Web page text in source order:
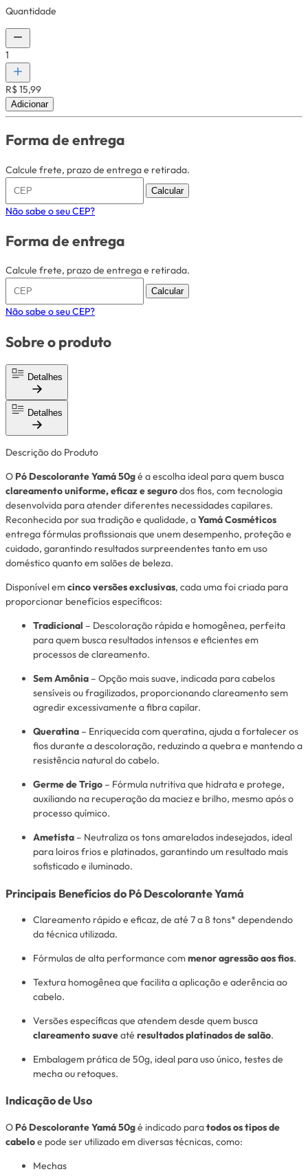
Quantidade
1
R$ 15,99
Adicionar
Forma de entrega
Calcule frete, prazo de entrega e retirada.
Calcular
Não sabe o seu CEP?
Forma de entrega
Calcule frete, prazo de entrega e retirada.
Calcular
Não sabe o seu CEP?
Sobre o produto
Detalhes
Detalhes
Descrição do Produto
O Pó Descolorante Yamá 50gé a escolha ideal para quem busca
clareamento uniforme, eficaz e segurodos fios, com tecnologia
desenvolvida para atender diferentes necessidades capilares.
Reconhecida por sua tradição e qualidade, aYamá Cosméticos
entrega fórmulas profissionais que unem desempenho, proteção e
cuidado, garantindo resultados surpreendentes tanto em uso
doméstico quanto em salões de beleza.
Disponível emcinco versões exclusivas, cada uma foi criada para
proporcionar benefícios específicos:
Tradicional – Descoloração rápida e homogênea, perfeita
para quem busca resultados intensos e eficientes em
processos de clareamento.
Sem Amônia – Opção mais suave, indicada para cabelos
sensíveis ou fragilizados, proporcionando clareamento sem
agredir excessivamente a fibra capilar.
Queratina – Enriquecida com queratina, ajuda a fortalecer os
fios durante a descoloração, reduzindo a quebra e mantendo a
resistência natural do cabelo.
Germe de Trigo – Fórmula nutritiva que hidrata e protege,
auxiliando na recuperação da maciez e brilho, mesmo após o
processo químico.
Ametista – Neutraliza os tons amarelados indesejados, ideal
para loiros frios e platinados, garantindo um resultado mais
sofisticado e iluminado.
Principais Benefícios do Pó Descolorante Yamá
Clareamento rápido e eficaz, de até 7 a 8 tons* dependendo
da técnica utilizada.
Fórmulas de alta performance commenor agressão aos fios.
Textura homogênea que facilita a aplicação e aderência ao
cabelo.
Versões específicas que atendem desde quem busca
clareamento suaveaté resultados platinados de salão.
Embalagem prática de 50g, ideal para uso único, testes de
mecha ou retoques.
Indicação de Uso
O Pó Descolorante Yamá 50gé indicado paratodos os tipos de
cabeloe pode ser utilizado em diversas técnicas, como:
Mechas